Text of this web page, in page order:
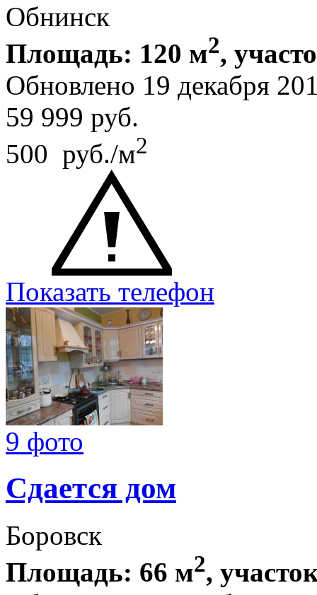
Обнинск
Площадь: 120 м2,
Обновлено 19 декабря
59 999 руб.
500 руб./м2
Показать телефон
9 фото
Сдается дом
Боровск
Площадь: 66 м2,